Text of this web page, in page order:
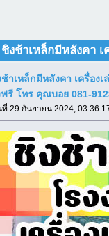
ช้าเหล็กมีหลังคา เ
าเหล็กมีหลังคา เครื่อง
รี โทร คุณบอย 081-
29 กันยายน 2024,